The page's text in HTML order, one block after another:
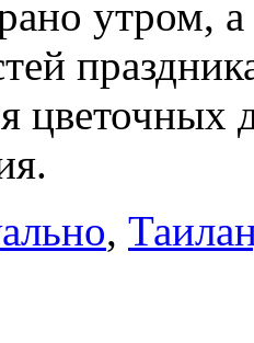
утром,
цветочных
,